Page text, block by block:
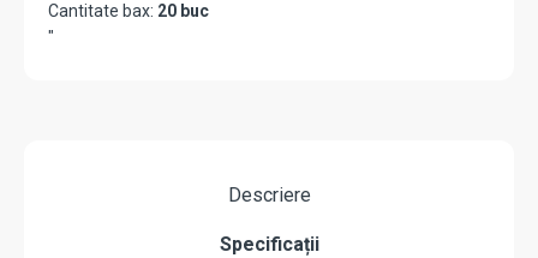
Cantitate bax: 20 buc
"
Descriere
Specificații